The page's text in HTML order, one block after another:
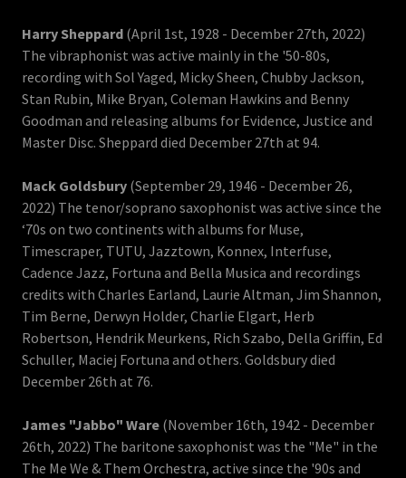
Harry Sheppard (April 1st, 1928 - December 27th, 2022)
The vibraphonist was active mainly in the '50-80s,
recording with Sol Yaged, Micky Sheen, Chubby Jackson,
Stan Rubin, Mike Bryan, Coleman Hawkins and Benny
Goodman and releasing albums for Evidence, Justice and
Master Disc. Sheppard died December 27th at 94.
Mack Goldsbury (September 29, 1946 - December 26,
2022) The tenor/soprano saxophonist was active since the
‘70s on two continents with albums for Muse,
Timescraper, TUTU, Jazztown, Konnex, Interfuse,
Cadence Jazz, Fortuna and Bella Musica and recordings
credits with Charles Earland, Laurie Altman, Jim Shannon,
Tim Berne, Derwyn Holder, Charlie Elgart, Herb
Robertson, Hendrik Meurkens, Rich Szabo, Della Griffin, Ed
Schuller, Maciej Fortuna and others. Goldsbury died
December 26th at 76.
James "Jabbo" Ware (November 16th, 1942 - December
26th, 2022) The baritone saxophonist was the "Me" in the
The Me We & Them Orchestra, active since the '90s and